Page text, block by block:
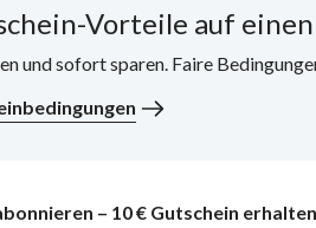
Vorteile auf
und sofort sparen. Faire
– 10 € Gutschein erhalten